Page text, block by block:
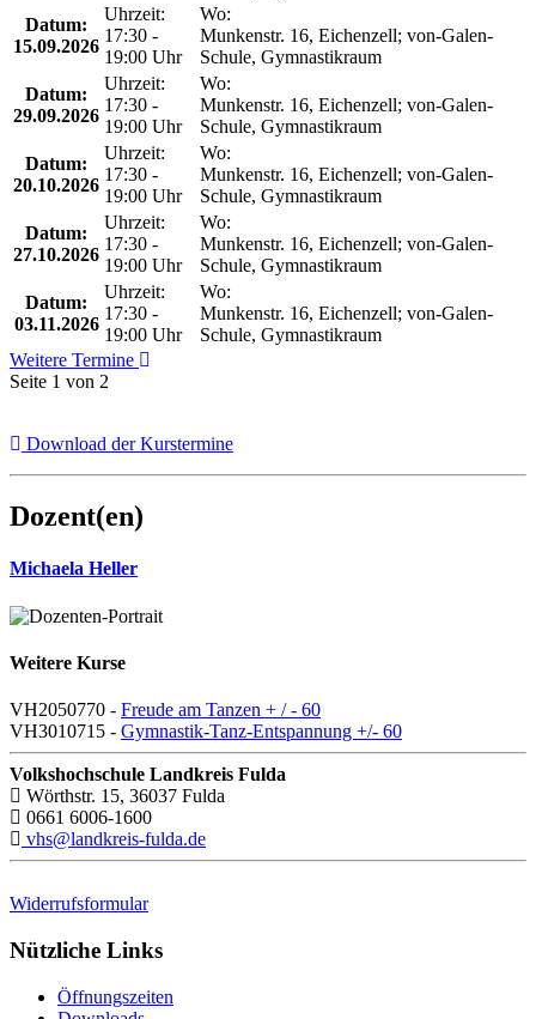
Datum:
15.09.2026
Uhrzeit:
17:30 -
19:00 Uhr
Wo:
Munkenstr. 16, Eichenzell; von-Galen-
Schule, Gymnastikraum
Datum:
29.09.2026
Uhrzeit:
17:30 -
19:00 Uhr
Wo:
Munkenstr. 16, Eichenzell; von-Galen-
Schule, Gymnastikraum
Datum:
20.10.2026
Uhrzeit:
17:30 -
19:00 Uhr
Wo:
Munkenstr. 16, Eichenzell; von-Galen-
Schule, Gymnastikraum
Datum:
27.10.2026
Uhrzeit:
17:30 -
19:00 Uhr
Wo:
Munkenstr. 16, Eichenzell; von-Galen-
Schule, Gymnastikraum
Datum:
03.11.2026
Uhrzeit:
17:30 -
19:00 Uhr
Wo:
Munkenstr. 16, Eichenzell; von-Galen-
Schule, Gymnastikraum
Weitere Termine
Seite 1 von 2
Download der Kurstermine
Dozent(en)
Michaela Heller
Weitere Kurse
VH2050770 - Freude am Tanzen + / - 60
VH3010715 - Gymnastik-Tanz-Entspannung +/- 60
Volkshochschule Landkreis Fulda
Wörthstr. 15, 36037 Fulda
0661 6006-1600
vhs@landkreis-fulda.de
Widerrufsformular
Nützliche Links
Öffnungszeiten